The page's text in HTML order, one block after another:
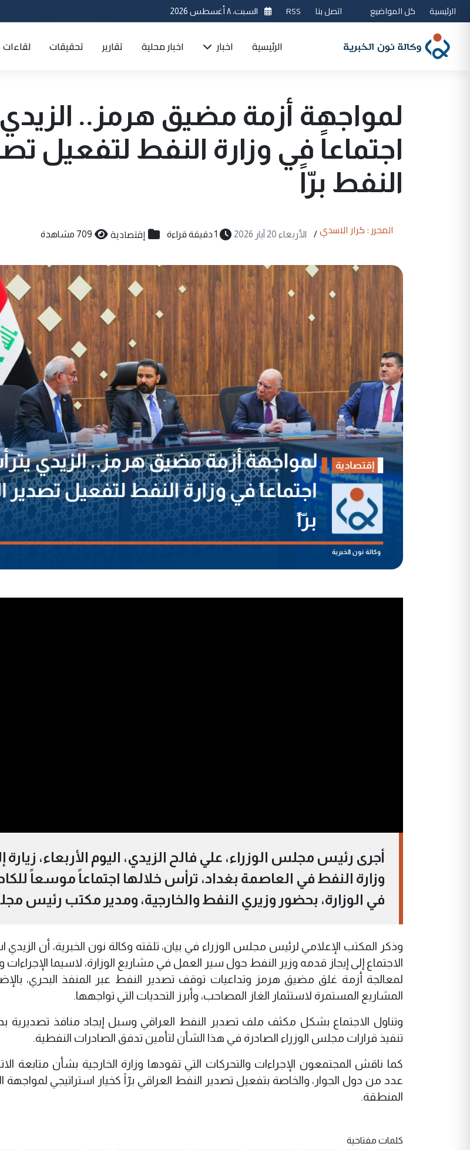
الرئيسية كل المواضيع اتصل بنا RSS السبت، ٨ أغسطس 2026
الرئيسية اخبار اخبار محلية تقارير تحقيقات لقاءات
لمواجهة أزمة مضيق هرمز..
اجتماعاً في وزارة النفط لتفعيل
النفط برّاً
المحرر : كرار الاسدي / الأربعاء 20 آيار 2026 1 دقيقة قراءة إقتصادية 709 مشاهدة
أجرى رئيس مجلس الوزراء، علي فالح الزيدي، اليوم الأربعاء، زيارة
وزارة النفط في العاصمة بغداد، ترأس خلالها اجتماعاً موسعاً
في الوزارة، بحضور وزيري النفط والخارجية، ومدير مكتب رئيس
وذكر المكتب الإعلامي لرئيس مجلس الوزراء في بيان، تلقته وكالة نون الخبرية، أن
الاجتماع إلى إيجاز قدمه وزير النفط حول سير العمل في مشاريع الوزارة، لاسيما
لمعالجة أزمة غلق مضيق هرمز وتداعيات توقف تصدير النفط عبر المنفذ البحري،
المشاريع المستمرة لاستثمار الغاز المصاحب، وأبرز التحديات التي تواجهها.
وتناول الاجتماع بشكل مكثف ملف تصدير النفط العراقي وسبل إيجاد منافذ تصديرية
تنفيذ قرارات مجلس الوزراء الصادرة في هذا الشأن لتأمين تدفق الصادرات النفطية.
كما ناقش المجتمعون الإجراءات والتحركات التي تقودها وزارة الخارجية بشأن متابعة
عدد من دول الجوار، والخاصة بتفعيل تصدير النفط العراقي برّاً كخيار استراتيجي لمواجهة
المنطقة.
كلمات مفتاحية